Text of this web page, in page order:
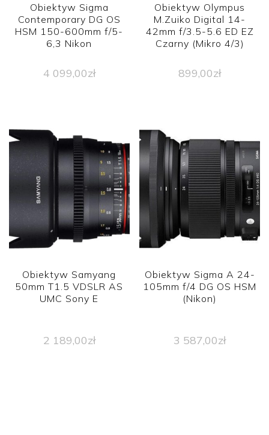
Obiektyw Sigma
Contemporary DG OS
HSM 150-600mm f/5-
6,3 Nikon
4 099,00zł
Obiektyw Olympus
M.Zuiko Digital 14-
42mm f/3.5-5.6 ED EZ
Czarny (Mikro 4/3)
899,00zł
Obiektyw Samyang
50mm T1.5 VDSLR AS
UMC Sony E
2 189,00zł
Obiektyw Sigma A 24-
105mm f/4 DG OS HSM
(Nikon)
3 587,00zł